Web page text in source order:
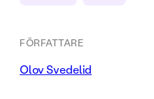
FÖRFATTARE
Olov Svedelid